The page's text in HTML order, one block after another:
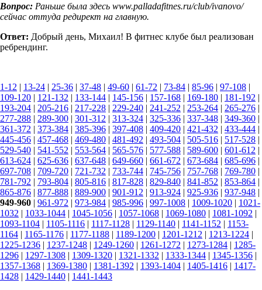
Вопрос: Раньше была здесь www.palladafitnes.ru/club/ivanovo/
сейчас оттуда редирект на главную.
Ответ: Добрый день, Михаил! В фитнес клубе был реализован
ребрендинг.
1-12 | 13-24 | 25-36 | 37-48 | 49-60 | 61-72 | 73-84 | 85-96 | 97-108 |
109-120 | 121-132 | 133-144 | 145-156 | 157-168 | 169-180 | 181-192 |
193-204 | 205-216 | 217-228 | 229-240 | 241-252 | 253-264 | 265-276 |
277-288 | 289-300 | 301-312 | 313-324 | 325-336 | 337-348 | 349-360 |
361-372 | 373-384 | 385-396 | 397-408 | 409-420 | 421-432 | 433-444 |
445-456 | 457-468 | 469-480 | 481-492 | 493-504 | 505-516 | 517-528 |
529-540 | 541-552 | 553-564 | 565-576 | 577-588 | 589-600 | 601-612 |
613-624 | 625-636 | 637-648 | 649-660 | 661-672 | 673-684 | 685-696 |
697-708 | 709-720 | 721-732 | 733-744 | 745-756 | 757-768 | 769-780 |
781-792 | 793-804 | 805-816 | 817-828 | 829-840 | 841-852 | 853-864 |
865-876 | 877-888 | 889-900 | 901-912 | 913-924 | 925-936 | 937-948 |
949-960 | 961-972 | 973-984 | 985-996 | 997-1008 | 1009-1020 | 1021-
1032 | 1033-1044 | 1045-1056 | 1057-1068 | 1069-1080 | 1081-1092 |
1093-1104 | 1105-1116 | 1117-1128 | 1129-1140 | 1141-1152 | 1153-
1164 | 1165-1176 | 1177-1188 | 1189-1200 | 1201-1212 | 1213-1224 |
1225-1236 | 1237-1248 | 1249-1260 | 1261-1272 | 1273-1284 | 1285-
1296 | 1297-1308 | 1309-1320 | 1321-1332 | 1333-1344 | 1345-1356 |
1357-1368 | 1369-1380 | 1381-1392 | 1393-1404 | 1405-1416 | 1417-
1428 | 1429-1440 | 1441-1443